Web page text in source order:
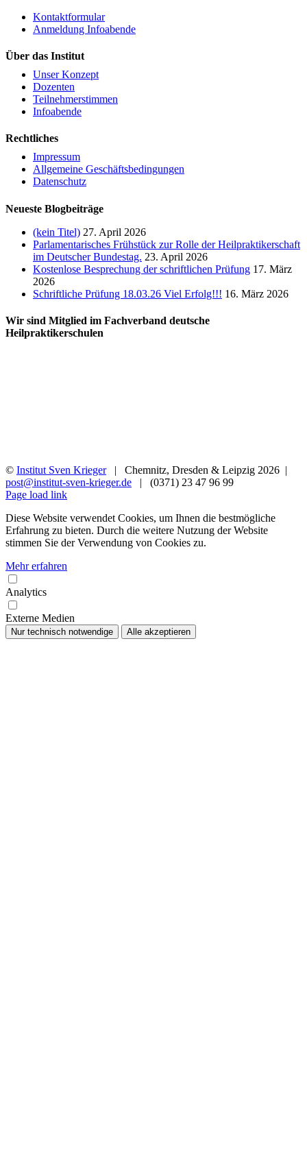
Kontaktformular
Anmeldung Infoabende
Über das Institut
Unser Konzept
Dozenten
Teilnehmerstimmen
Infoabende
Rechtliches
Impressum
Allgemeine Geschäftsbedingungen
Datenschutz
Neueste Blogbeiträge
(kein Titel) 27. April 2026
Parlamentarisches Frühstück zur Rolle der Heilpraktikerschaft
im Deutscher Bundestag. 23. April 2026
Kostenlose Besprechung der schriftlichen Prüfung 17. März
2026
Schriftliche Prüfung 18.03.26 Viel Erfolg!!! 16. März 2026
Wir sind Mitglied im Fachverband deutsche
Heilpraktikerschulen
© Institut Sven Krieger| Chemnitz, Dresden & Leipzig 2026 |
post@institut-sven-krieger.de | (0371) 23 47 96 99
Facebook
YouTube
Instagram
Rss
Page load link
Diese Website verwendet Cookies, um Ihnen die bestmögliche
Erfahrung zu bieten. Durch die weitere Nutzung der Website
stimmen Sie der Verwendung von Cookies zu.
Mehr erfahren
Analytics
Externe Medien
Nur technisch notwendige Alle akzeptieren